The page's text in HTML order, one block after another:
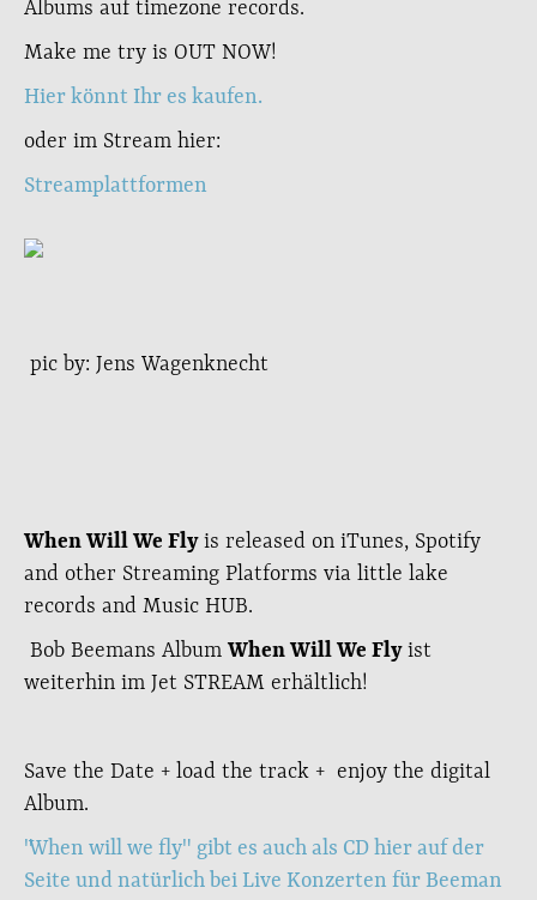
Albums auf timezone records.
Make me try is OUT NOW!
Hier könnt Ihr es kaufen.
oder im Stream hier:
Streamplattformen
pic by: Jens Wagenknecht
When Will We Flyis released on iTunes, Spotify
and other Streaming Platforms via little lake
records and Music HUB.
Bob Beemans Album When Will We Flyist
weiterhin im Jet STREAM erhältlich!
Save the Date + load the track + enjoy the digital
Album.
"When will we fly" gibt es auch als CD hier auf der
Seite und natürlich bei Live Konzerten für Beeman